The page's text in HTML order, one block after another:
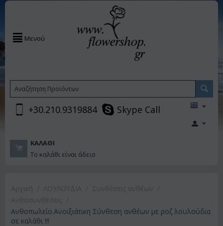
Μενού
+30.210.9319884 Skype Call
ΚΑΛΆΘΙ
Το καλάθι είναι άδειο
Ανθοπωλείο.Ανοιξιάτικη Σύνθεση ανθέων με ροζ λουλούδια
σε καλάθι !!!